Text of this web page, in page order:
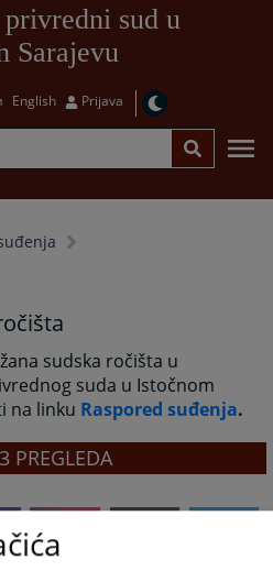
sud u
Sarajevu
English Prijava
sudska ročišta u
suda u Istočnom
na linku Raspored suđenja.
PREGLEDA